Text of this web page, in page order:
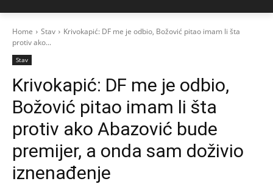
Home Stav
Krivokapić: DF me je odbio, Božović pitao imam li šta
protiv ako...
Stav
Krivokapić: DF me je odbio,
Božović pitao imam li šta
protiv ako Abazović bude
premijer, a onda sam doživio
iznenađenje